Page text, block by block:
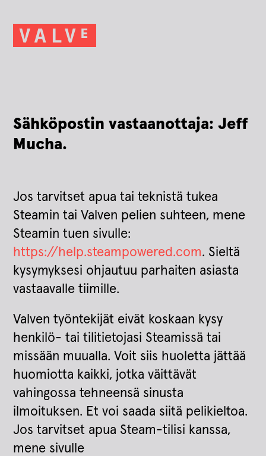
Sähköpostin vastaanottaja: Jeff
Mucha.
Jos tarvitset apua tai teknistä tukea
Steamin tai Valven pelien suhteen, mene
Steamin tuen sivulle:
https://help.steampowered.com. Sieltä
kysymyksesi ohjautuu parhaiten asiasta
vastaavalle tiimille.
Valven työntekijät eivät koskaan kysy
henkilö- tai tilitietojasi Steamissä tai
missään muualla. Voit siis huoletta jättää
huomiotta kaikki, jotka väittävät
vahingossa tehneensä sinusta
ilmoituksen. Et voi saada siitä pelikieltoa.
Jos tarvitset apua Steam-tilisi kanssa,
mene sivulle